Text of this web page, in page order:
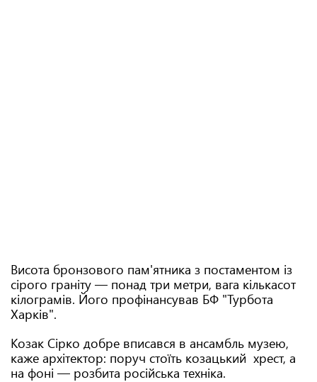
Висота бронзового пам'ятника з постаментом із
сірого граніту — понад три метри, вага кількасот
кілограмів. Його профінансував БФ "Турбота
Харків".
Козак Сірко добре вписався в ансамбль музею,
каже архітектор: поруч стоїть козацький хрест, а
на фоні — розбита російська техніка.